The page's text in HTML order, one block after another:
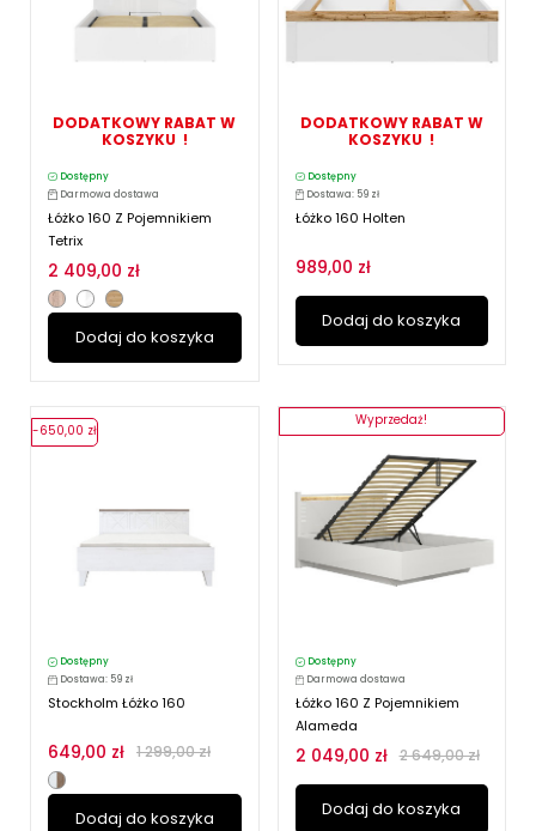
DODATKOWY RABAT W
KOSZYKU !
Dostępny
Darmowa dostawa
Łóżko 160 Z Pojemnikiem
Tetrix
2 409,00 zł
Dodaj do koszyka
DODATKOWY RABAT W
KOSZYKU !
Dostępny
Dostawa: 59 zł
Łóżko 160 Holten
989,00 zł
Dodaj do koszyka
Dostępny
Dostawa: 59 zł
Stockholm Łóżko 160
649,00 zł 1 299,00 zł
Dodaj do koszyka
-650,00 zł
Dostępny
Darmowa dostawa
Łóżko 160 Z Pojemnikiem
Alameda
2 049,00 zł 2 649,00 zł
Dodaj do koszyka
Wyprzedaż!